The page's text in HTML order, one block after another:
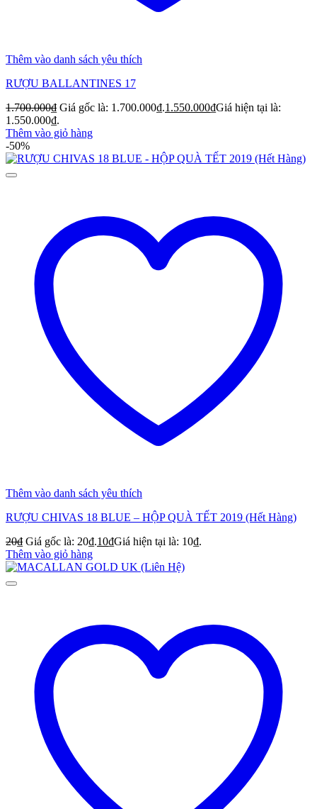
Thêm vào danh sách yêu thích
RƯỢU BALLANTINES 17
1.700.000₫ Giá gốc là: 1.700.000₫.1.550.000₫Giá hiện tại là:
1.550.000₫.
Thêm vào giỏ hàng
-50%
Thêm vào danh sách yêu thích
RƯỢU CHIVAS 18 BLUE – HỘP QUÀ TẾT 2019 (Hết Hàng)
20₫ Giá gốc là: 20₫.10₫Giá hiện tại là: 10₫.
Thêm vào giỏ hàng